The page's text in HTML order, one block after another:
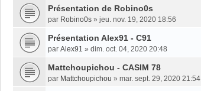
Présentation de Robino0s
par Robino0s » jeu. nov. 19, 2020 18:56
Présentation Alex91 - C91
par Alex91 » dim. oct. 04, 2020 20:48
Mattchoupichou - CASIM 78
par Mattchoupichou » mar. sept. 29, 2020 21:54